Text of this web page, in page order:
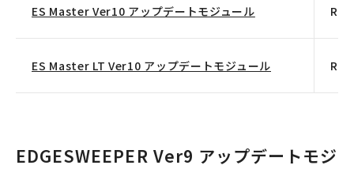
ES Master Ver10 アップデートモジュール
ES Master LT Ver10 アップデートモジュール
EDGESWEEPER Ver9 アップデートモジ